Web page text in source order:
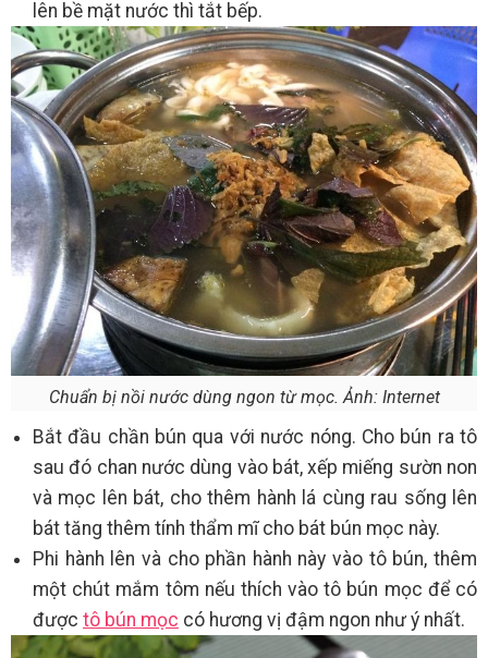
lên bề mặt nước thì tắt bếp.
Chuẩn bị nồi nước dùng ngon từ mọc. Ảnh: Internet
Bắt đầu chần bún qua với nước nóng. Cho bún ra tô
sau đó chan nước dùng vào bát, xếp miếng sườn non
và mọc lên bát, cho thêm hành lá cùng rau sống lên
bát tăng thêm tính thẩm mĩ cho bát bún mọc này.
Phi hành lên và cho phần hành này vào tô bún, thêm
một chút mắm tôm nếu thích vào tô bún mọc để có
được tô bún mọc có hương vị đậm ngon như ý nhất.